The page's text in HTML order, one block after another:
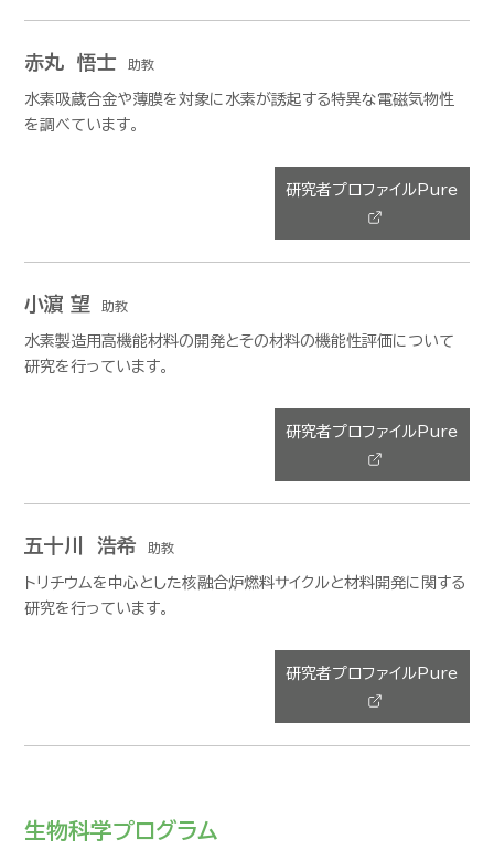
赤丸 悟士 助教
水素吸蔵合金や薄膜を対象に水素が誘起する特異な電磁気物性
を調べています。
研究者プロファイルPure
小濵 望 助教
水素製造用高機能材料の開発とその材料の機能性評価について
研究を行っています。
研究者プロファイルPure
五十川 浩希 助教
トリチウムを中心とした核融合炉燃料サイクルと材料開発に関する
研究を行っています。
研究者プロファイルPure
生物科学プログラム